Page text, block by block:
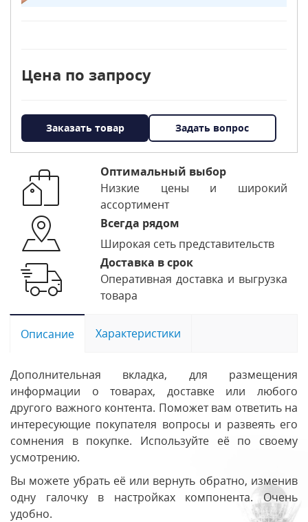
Цена по запросу
Заказать товар Задать вопрос
Оптимальный выбор
Низкие цены и широкий
ассортимент
Всегда рядом
Широкая сеть представительств
Доставка в срок
Оперативная доставка и выгрузка
товара
Описание Характеристики
Дополнительная вкладка, для размещения
информации о товарах, доставке или любого
другого важного контента. Поможет вам ответить на
интересующие покупателя вопросы и развеять его
сомнения в покупке. Используйте её по своему
усмотрению.
Вы можете убрать её или вернуть обратно, изменив
одну галочку в настройках компонента. Очень
удобно.